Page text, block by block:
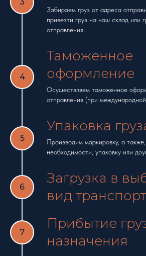
Забираем груз от адреса
привезти груз на наш склад или
отправления.
Таможенное
оформление
Осуществляем таможенное
отправления (при международной
Упаковка
Производим маркировку, а
необходимости, упаковку или
Загрузка в
вид
Прибытие
назначения